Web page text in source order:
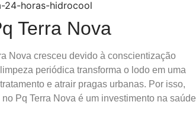
Terra Nova
Nova cresceu devido à conscientização
periódica transforma o lodo em uma
e atrair pragas urbanas. Por isso,
Pq Terra Nova é um investimento na saúde